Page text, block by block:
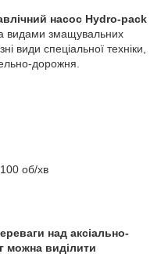
насос Hydro-pack
видами змащувальних
види спеціальної техніки,
дорожня.
об/хв
над аксіально-
можна виділити